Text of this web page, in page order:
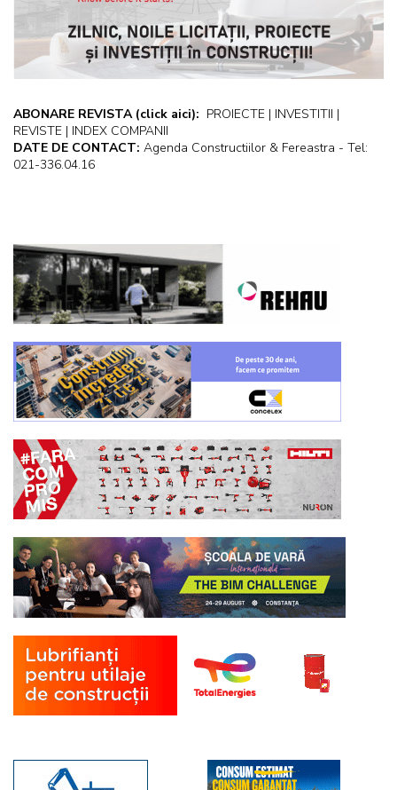
ABONARE REVISTA (click aici): PROIECTE | INVESTITII |
REVISTE | INDEX COMPANII
DATE DE CONTACT: Agenda Constructiilor & Fereastra - Tel:
021-336.04.16